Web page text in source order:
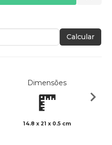
Calcular
Dimensões
14.8 x 21 x 0.5 cm